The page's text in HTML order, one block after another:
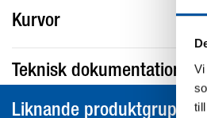
Kurvor
Teknisk dokumentation
Liknande produktgrupper